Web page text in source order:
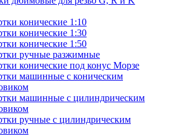
конические 1:10
конические 1:30
конические 1:50
ручные разжимные
конические под конус Морзе
машинные с коническим
машинные с цилиндрическим
ручные с цилиндрическим